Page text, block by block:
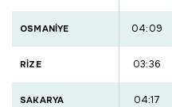
OSMANİYE 04:09
RİZE 03:36
SAKARYA 04:17